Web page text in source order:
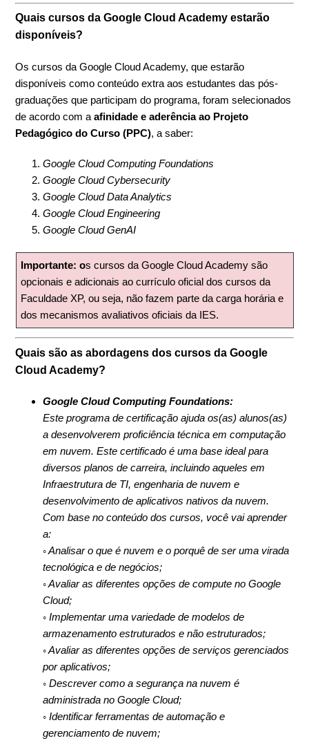
Quais cursos da Google Cloud Academy estarão
disponíveis?
Os cursos da Google Cloud Academy, que estarão
disponíveis como conteúdo extra aos estudantes das pós-
graduações que participam do programa, foram selecionados
de acordo com aafinidade e aderência ao Projeto
Pedagógico do Curso (PPC), a saber:
Google Cloud Computing Foundations
Google Cloud Cybersecurity
Google Cloud Data Analytics
Google Cloud Engineering
Google Cloud GenAI
Importante: os cursos da Google Cloud Academy são
opcionais e adicionais ao currículo oficial dos cursos da
Faculdade XP, ou seja, não fazem parte da carga horária e
dos mecanismos avaliativos oficiais da IES.
Quais são as abordagens dos cursos da Google
Cloud Academy?
Google Cloud Computing Foundations:
Este programa de certificação ajuda os(as) alunos(as)
a desenvolverem proficiência técnica em computação
em nuvem. Este certificado é uma base ideal para
diversos planos de carreira, incluindo aqueles em
Infraestrutura de TI, engenharia de nuvem e
desenvolvimento de aplicativos nativos da nuvem.
Com base no conteúdo dos cursos, você vai aprender
a:
◦ Analisar o que é nuvem e o porquê de ser uma virada
tecnológica e de negócios;
◦ Avaliar as diferentes opções de compute no Google
Cloud;
◦ Implementar uma variedade de modelos de
armazenamento estruturados e não estruturados;
◦ Avaliar as diferentes opções de serviços gerenciados
por aplicativos;
◦ Descrever como a segurança na nuvem é
administrada no Google Cloud;
◦ Identificar ferramentas de automação e
gerenciamento de nuvem;